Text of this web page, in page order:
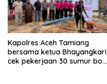
Kapolres Aceh Tamiang
bersama ketua Bhayangkari
cek pekerjaan 30 sumur bor